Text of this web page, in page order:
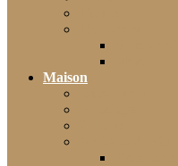
Maison